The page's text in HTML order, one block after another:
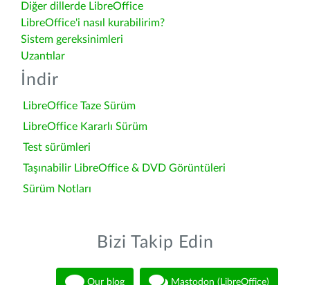
Diğer dillerde LibreOffice
LibreOffice'i nasıl kurabilirim?
Sistem gereksinimleri
Uzantılar
İndir
LibreOffice Taze Sürüm
LibreOffice Kararlı Sürüm
Test sürümleri
Taşınabilir LibreOffice & DVD Görüntüleri
Sürüm Notları
Bizi Takip Edin
Our blog Mastodon (LibreOffice)